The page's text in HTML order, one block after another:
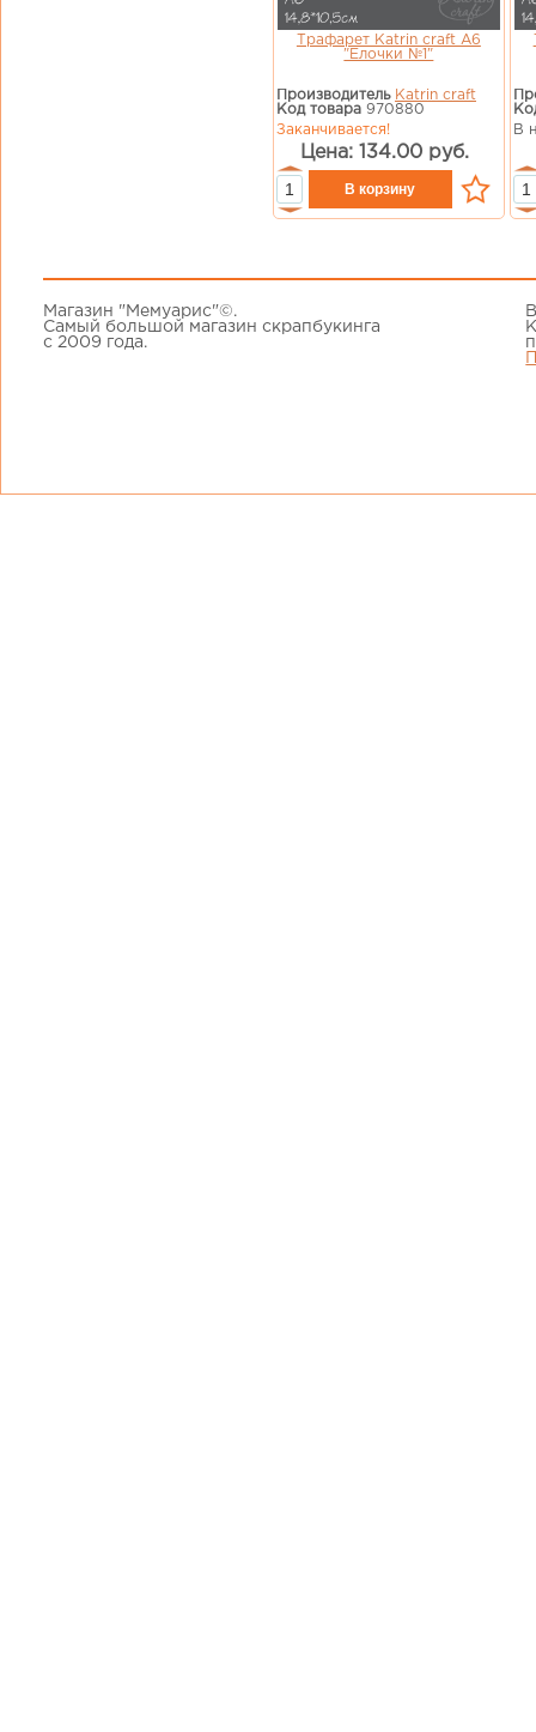
Трафарет Katrin сraft А6
"Елочки №1"
Производитель Katrin craft
Код товара 970880
Заканчивается!
Цена: 134.00 руб.
В
Магазин "Мемуарис"©.
Самый большой магазин скрапбукинга
с 2009 года.